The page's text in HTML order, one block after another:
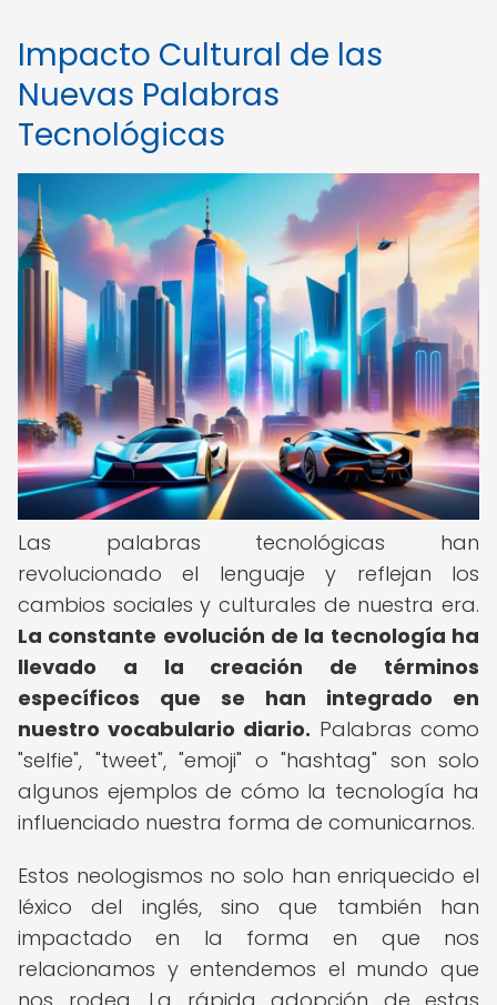
Impacto Cultural de las
Nuevas Palabras
Tecnológicas
Las palabras tecnológicas han
revolucionado el lenguaje y reflejan los
cambios sociales y culturales de nuestra era.
La constante evolución de la tecnología ha
llevado a la creación de términos
específicos que se han integrado en
nuestro vocabulario diario. Palabras como
"selfie", "tweet", "emoji" o "hashtag" son solo
algunos ejemplos de cómo la tecnología ha
influenciado nuestra forma de comunicarnos.
Estos neologismos no solo han enriquecido el
léxico del inglés, sino que también han
impactado en la forma en que nos
relacionamos y entendemos el mundo que